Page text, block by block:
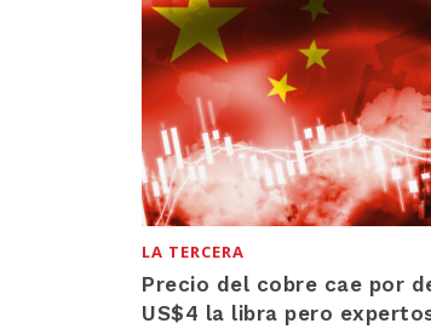
LA TERCERA
Precio del cobre cae por
US$4 la libra pero